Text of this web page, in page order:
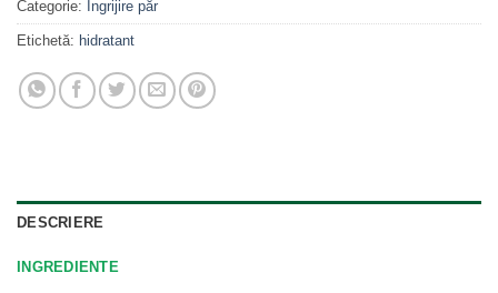
Categorie: Îngrijire păr
Etichetă: hidratant
DESCRIERE
INGREDIENTE